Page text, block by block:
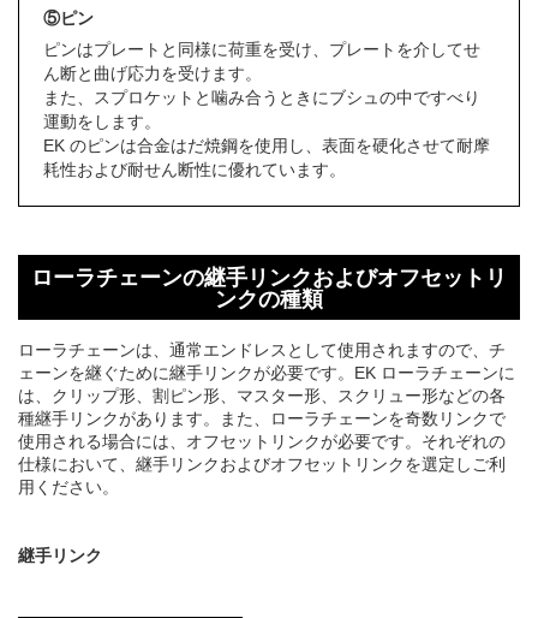
⑤ピン
ピンはプレートと同様に荷重を受け、プレートを介してせ
ん断と曲げ応力を受けます。
また、スプロケットと噛み合うときにブシュの中ですべり
運動をします。
EK のピンは合金はだ焼鋼を使用し、表面を硬化させて耐摩
耗性および耐せん断性に優れています。
ローラチェーンの継手リンクおよびオフセットリ
ンクの種類
ローラチェーンは、通常エンドレスとして使用されますので、チ
ェーンを継ぐために継手リンクが必要です。EK ローラチェーンに
は、クリップ形、割ピン形、マスター形、スクリュー形などの各
種継手リンクがあります。また、ローラチェーンを奇数リンクで
使用される場合には、オフセットリンクが必要です。それぞれの
仕様において、継手リンクおよびオフセットリンクを選定しご利
用ください。
継手リンク